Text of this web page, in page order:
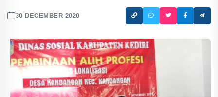
30 DECEMBER 2020